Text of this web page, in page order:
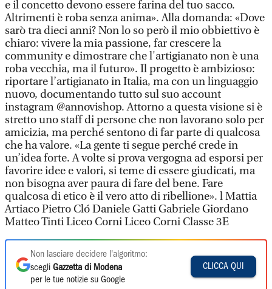
e il concetto devono essere farina del tuo sacco.
Altrimenti è roba senza anima». Alla domanda: «Dove
sarò tra dieci anni? Non lo so però il mio obbiettivo è
chiaro: vivere la mia passione, far crescere la
community e dimostrare che l'artigianato non è una
roba vecchia, ma il futuro». Il progetto è ambizioso:
riportare l’artigianato in Italia, ma con un linguaggio
nuovo, documentando tutto sul suo account
instagram @annovishop. Attorno a questa visione si è
stretto uno staff di persone che non lavorano solo per
amicizia, ma perché sentono di far parte di qualcosa
che ha valore. «La gente ti segue perché crede in
un’idea forte. A volte si prova vergogna ad esporsi per
favorire idee e valori, si teme di essere giudicati, ma
non bisogna aver paura di fare del bene. Fare
qualcosa di etico è il vero atto di ribellione». l Mattia
Artiaco Pietro Cló Daniele Gatti Gabriele Giordano
Matteo Tinti Liceo Corni Liceo Corni Classe 3E
Non lasciare decidere l'algoritmo:
scegli Gazzetta di Modena
per le tue notizie su Google
CLICCA QUI